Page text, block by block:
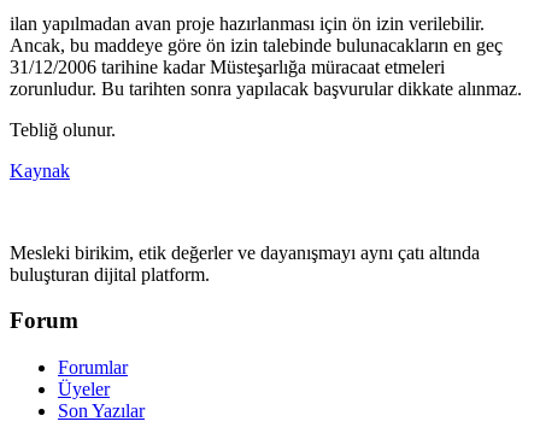
ilan yapılmadan avan proje hazırlanması için ön izin verilebilir.
Ancak, bu maddeye göre ön izin talebinde bulunacakların en geç
31/12/2006 tarihine kadar Müsteşarlığa müracaat etmeleri
zorunludur. Bu tarihten sonra yapılacak başvurular dikkate alınmaz.
Tebliğ olunur.
Kaynak
Mesleki birikim, etik değerler ve dayanışmayı aynı çatı altında
buluşturan dijital platform.
Forum
Forumlar
Üyeler
Son Yazılar